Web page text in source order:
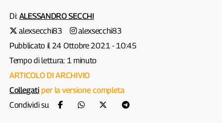
Di: ALESSANDRO SECCHI
alexsecchi83
alexsecchi83
Pubblicato il 24 Ottobre 2021 - 10:45
Tempo di lettura: 1 minuto
ARTICOLO DI ARCHIVIO
Collegati per la versione completa
Condividi su